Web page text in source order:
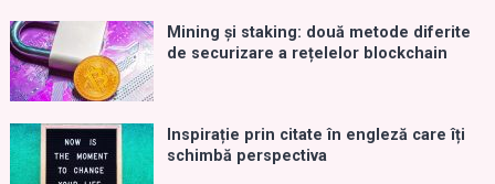
Mining și staking: două metode diferite
de securizare a rețelelor blockchain
Inspirație prin citate în engleză care îți
schimbă perspectiva